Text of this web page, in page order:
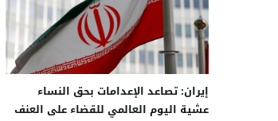
إيران: تصاعد الإعدامات بحق النساء
عشية اليوم العالمي للقضاء على العنف